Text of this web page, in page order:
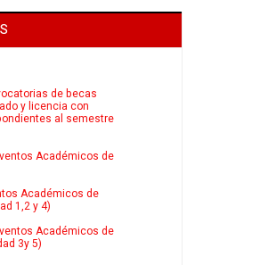
de becas
y licencia con
al semestre
Académicos de
Académicos de
1,2 y 4)
Académicos de
3y 5)